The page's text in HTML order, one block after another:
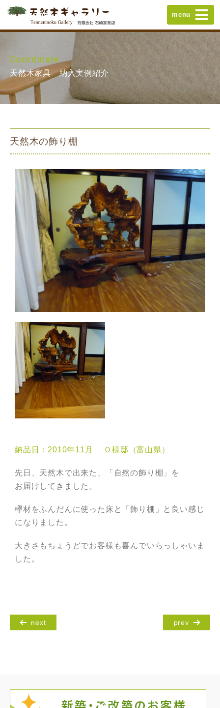
menu
Coordinate
天然木家具 納入実例紹介
天然木の飾り棚
納品日：2010年11月 Ｏ様邸（富山県）
先日、天然木で出来た、「自然の飾り棚」を
お届けしてきました。
欅材をふんだんに使った床と「飾り棚」と良い感じ
になりました。
大きさもちょうどでお客様も喜んでいらっしゃいま
した。
next prev